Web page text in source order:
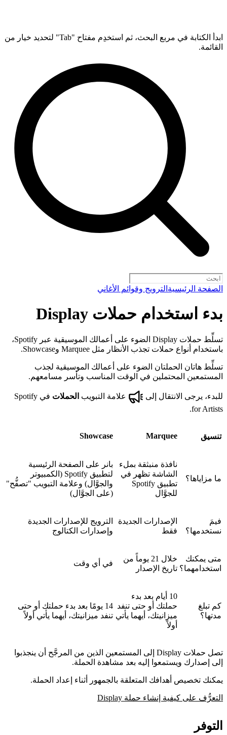
ابدأ الكتابة في مربع البحث، ثم استخدِم مفتاح "Tab" لتحديد خيار من
القائمة.
الصفحة الرئيسية الترويج وقوائم الأغاني
بدء استخدام حملات Display
تسلِّط حملات Display الضوء على أعمالك الموسيقية عبر Spotify،
باستخدام أنواع حملات تجذب الأنظار مثل Marquee وShowcase.
تسلِّط هاتان الحملتان الضوء على أعمالك الموسيقية لجذب
المستمعين المحتملين في الوقت المناسب وتأسر مسامعهم.
للبدء، يرجى الانتقال إلى علامة التبويب الحملات
في Spotify
for Artists.
تنسيق Marquee
Showcase
ما مزاياها؟
نافذة منبثقة بملء
الشاشة تظهر في
تطبيق Spotify
للجوَّال
بانر على الصفحة الرئيسية
لتطبيق Spotify (الكمبيوتر
والجوَّال) وعلامة التبويب "تصفُّح"
(على الجوَّال)
فيمَ
نستخدمها؟
الإصدارات الجديدة
فقط
الترويج للإصدارات الجديدة
وإصدارات الكتالوج
متى يمكنك
استخدامهما؟
خلال 21 يوماً من
تاريخ الإصدار
في أي وقت
كم تبلغ
مدتها؟
10 أيام بعد بدء
حملتك أو حتى تنفد
ميزانيتك، أيهما يأتي
أولاً
14 يومًا بعد بدء حملتك أو حتى
تنفد ميزانيتك، أيهما يأتي أولاً
تصل حملات Display إلى المستمعين الذين من المرجَّح أن ينجذبوا
إلى إصدارك ويستمعوا إليه بعد مشاهدة الحملة.
يمكنك تخصيص أهدافك المتعلقة بالجمهور أثناء إعداد الحملة.
التعرُّف على كيفية إنشاء حملة Display
التوفر